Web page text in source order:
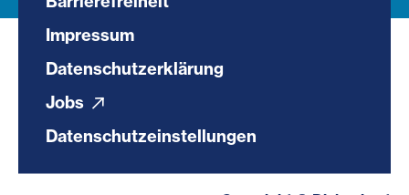
Impressum
Datenschutzerklärung
Jobs
Datenschutzeinstellungen